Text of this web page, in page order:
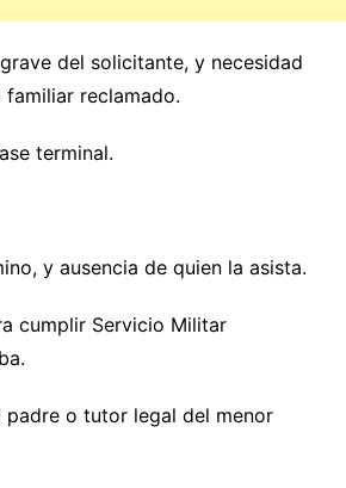
del solicitante, y necesidad
reclamado.
terminal.
y ausencia de quien la asista.
cumplir Servicio Militar
padre o tutor legal del menor